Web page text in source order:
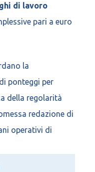
di lavoro
pari a euro
la
ponteggi per
della regolarità
redazione di
operativi di